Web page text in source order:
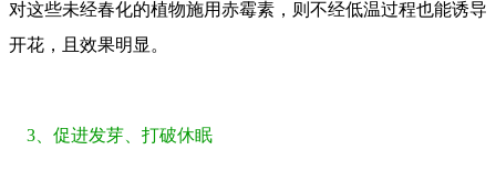
对这些未经春化的植物施用赤霉素，则不经低温过程也能诱导
开花，且效果明显。
3、促进发芽、打破休眠